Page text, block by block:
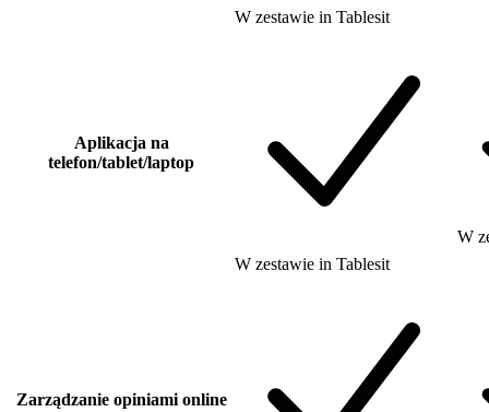
W zestawie in Tablesit
Aplikacja na
telefon/tablet/laptop
W zestawie in Tablesit
W
Zarządzanie opiniami online